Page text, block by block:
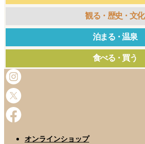
観る・歴史・文化
泊まる・温泉
食べる・買う
オンラインショップ